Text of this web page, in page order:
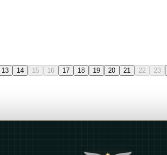
13 14 15 16 17 18 19 20 21 22 23